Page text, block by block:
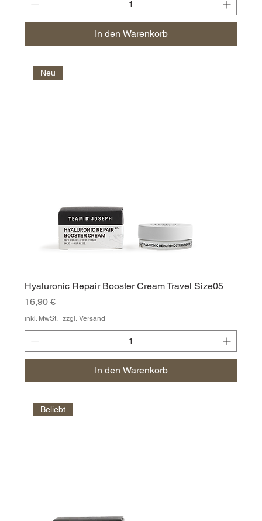
In den Warenkorb
Neu
Hyaluronic Repair Booster Cream Travel Size05
Preis
16,90 €
inkl. MwSt.|zzgl. Versand
In den Warenkorb
Beliebt